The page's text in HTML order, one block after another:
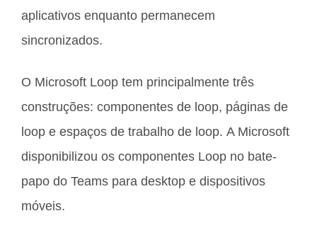
aplicativos enquanto permanecem
sincronizados.
O Microsoft Loop tem principalmente três
construções: componentes de loop, páginas de
loop e espaços de trabalho de loop. A Microsoft
disponibilizou os componentes Loop no bate-
papo do Teams para desktop e dispositivos
móveis.